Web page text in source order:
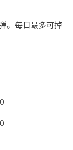
。每日最多可掉